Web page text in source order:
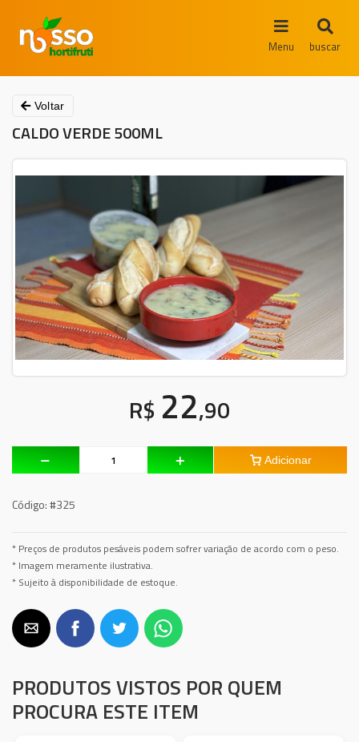
Menu buscar
Voltar
CALDO VERDE 500ML
R$ 22,90
Adicionar
Código:#325
* Preços de produtos pesáveis podem sofrer variação de acordo com o peso.
* Imagem meramente ilustrativa.
* Sujeito à disponibilidade de estoque.
PRODUTOS VISTOS POR QUEM
PROCURA ESTE ITEM